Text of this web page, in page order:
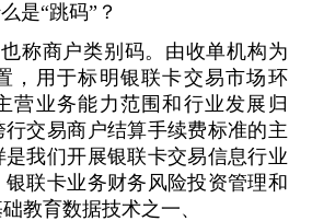
是“跳码”？
称商户类别码。由收单机构为
，用于标明银联卡交易市场环
营业务能力范围和行业发展归
行交易商户结算手续费标准的主
我们开展银联卡交易信息行业
联卡业务财务风险投资管理和
教育数据技术之一、